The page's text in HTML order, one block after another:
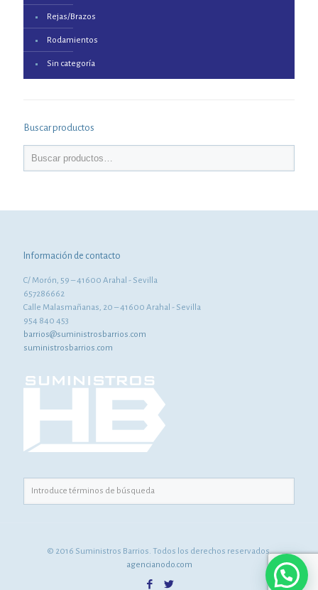
Rejas/Brazos
Rodamientos
Sin categoría
Buscar productos
Información de contacto
C/ Morón, 59 – 41600 Arahal - Sevilla
657286662
Calle Malasmañanas, 20 – 41600 Arahal - Sevilla
954 840 453
barrios@suministrosbarrios.com
suministrosbarrios.com
© 2016 Suministros Barrios. Todos los derechos reservados.
agencianodo.com